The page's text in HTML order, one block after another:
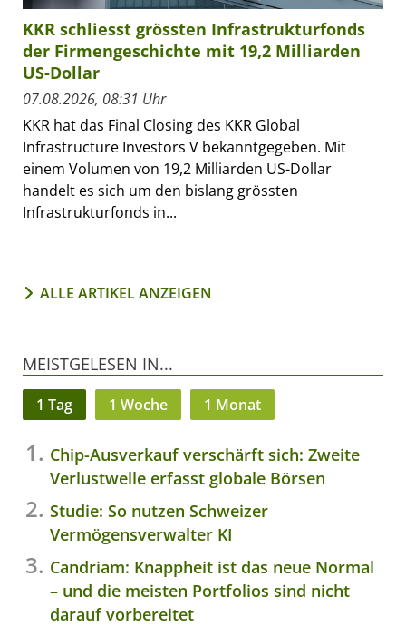
KKR schliesst grössten Infrastrukturfonds
der Firmengeschichte mit 19,2 Milliarden
US-Dollar
07.08.2026, 08:31 Uhr
KKR hat das Final Closing des KKR Global
Infrastructure Investors V bekanntgegeben. Mit
einem Volumen von 19,2 Milliarden US-Dollar
handelt es sich um den bislang grössten
Infrastrukturfonds in...
ALLE ARTIKEL ANZEIGEN
MEISTGELESEN IN...
1 Tag 1 Woche 1 Monat
Chip-Ausverkauf verschärft sich: Zweite
Verlustwelle erfasst globale Börsen
Studie: So nutzen Schweizer
Vermögensverwalter KI
Candriam: Knappheit ist das neue Normal
– und die meisten Portfolios sind nicht
darauf vorbereitet